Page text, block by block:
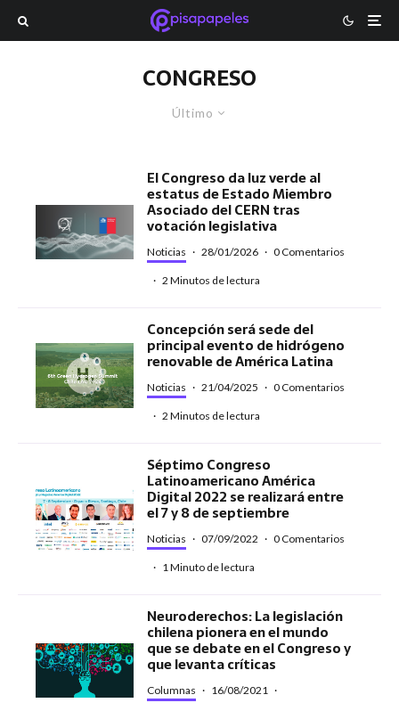
CONGRESO
Último
El Congreso da luz verde al
estatus de Estado Miembro
Asociado del CERN tras
votación legislativa
Noticias · 28/01/2026 · 0 Comentarios
· 2 Minutos de lectura
Concepción será sede del
principal evento de hidrógeno
renovable de América Latina
Noticias · 21/04/2025 · 0 Comentarios
· 2 Minutos de lectura
Séptimo Congreso
Latinoamericano América
Digital 2022 se realizará entre
el 7 y 8 de septiembre
Noticias · 07/09/2022 · 0 Comentarios
· 1 Minuto de lectura
Neuroderechos: La legislación
chilena pionera en el mundo
que se debate en el Congreso y
que levanta críticas
Columnas · 16/08/2021 ·